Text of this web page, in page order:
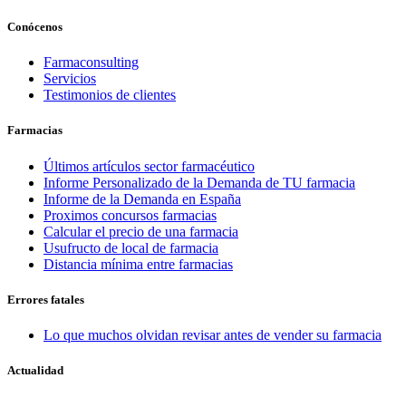
Conócenos
Farmaconsulting
Servicios
Testimonios de clientes
Farmacias
Últimos artículos sector farmacéutico
Informe Personalizado de la Demanda de TU farmacia
Informe de la Demanda en España
Proximos concursos farmacias
Calcular el precio de una farmacia
Usufructo de local de farmacia
Distancia mínima entre farmacias
Errores fatales
Lo que muchos olvidan revisar antes de vender su farmacia
Actualidad